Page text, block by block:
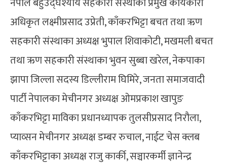
अधिकृत लक्ष्मीप्रसाद उप्रेती, काँकरभिट्टा बचत तथा ऋण
सहकारी संस्थाका अध्यक्ष भुपाल शिवाकोटी, मखमली बचत
तथा ऋण सहकारी संस्थाका भुवन सुब्बा खरेल, नेकपाका
झापा जिल्ला सदस्य डिल्लीराम घिमिरे, जनता समाजवादी
पार्टी नेपालका मेचीनगर अध्यक्ष ओमप्रकाश खापुङ
काँकरभिट्टा माविका प्रधानध्यापक तुलसीप्रसाद निरौला,
प्याव्सन मेचीनगर अध्यक्ष डम्बर रुचाल, नाईट चेस क्लब
काँकरभिट्टाका अध्यक्ष राजु कार्की, सञ्चारकर्मी ज्ञानेन्द्र